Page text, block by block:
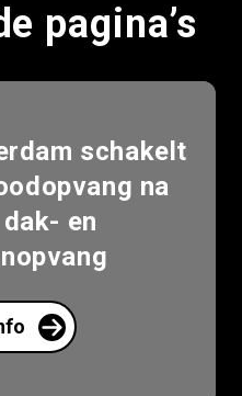
pagina’s
schakelt
na
en